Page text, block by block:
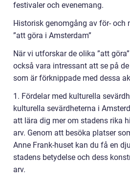
festivaler och evenemang.
Historisk genomgång av för- och
”att göra i Amsterdam”
När vi utforskar de olika ”att
också vara intressant att se på
som är förknippade med dessa
1. Fördelar med kulturella
kulturella sevärdheterna i
att lära dig mer om stadens rika
arv. Genom att besöka platser
Anne Frank-huset kan du få en
stadens betydelse och dess
arv.